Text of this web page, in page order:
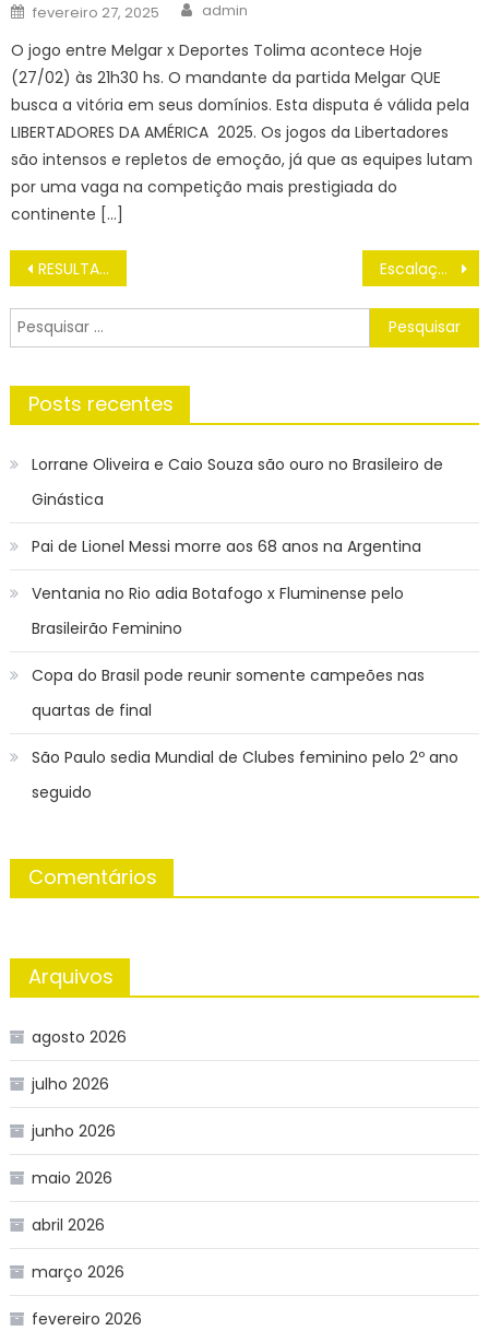
Posted
on
fevereiro 27, 2025 Author
admin
O jogo entre Melgar x Deportes Tolima acontece Hoje
(27/02) às 21h30 hs. O mandante da partida Melgar QUE
busca a vitória em seus domínios. Esta disputa é válida pela
LIBERTADORES DA AMÉRICA 2025. Os jogos da Libertadores
são intensos e repletos de emoção, já que as equipes lutam
por uma vaga na competição mais prestigiada do
continente […]
Navegação
de
Post
RESULTADO DO SORTEIO DIA DE SORTE 971 DE HOJE TERÇA (01/10) Escalações e Palpites Flamengo x Corinthians COPA DO BRASIL 2024, HOJE (02/10)
Pesquisar
por:
Posts recentes
Lorrane Oliveira e Caio Souza são ouro no Brasileiro de
Ginástica
Pai de Lionel Messi morre aos 68 anos na Argentina
Ventania no Rio adia Botafogo x Fluminense pelo
Brasileirão Feminino
Copa do Brasil pode reunir somente campeões nas
quartas de final
São Paulo sedia Mundial de Clubes feminino pelo 2º ano
seguido
Comentários
Arquivos
agosto 2026
julho 2026
junho 2026
maio 2026
abril 2026
março 2026
fevereiro 2026